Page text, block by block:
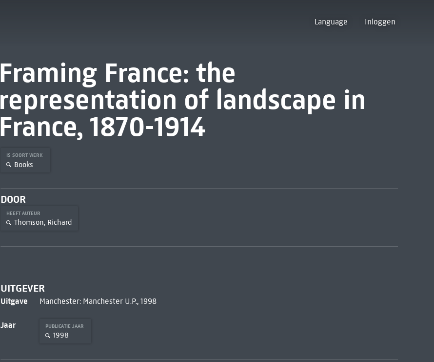
Language Inloggen
Framing France: the
representation of landscape in
France, 1870-1914
IS SOORT WERK
Books
DOOR
HEEFT AUTEUR
Thomson, Richard
UITGEVER
Uitgave Manchester: Manchester U.P., 1998
Jaar PUBLICATIE JAAR
1998